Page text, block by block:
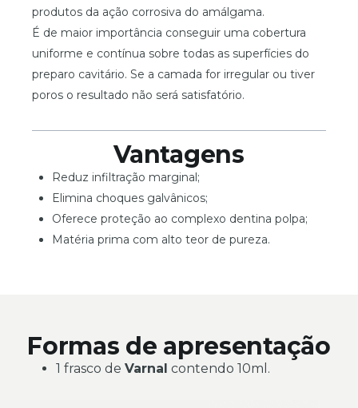
produtos da ação corrosiva do amálgama.
É de maior importância conseguir uma cobertura
uniforme e contínua sobre todas as superfícies do
preparo cavitário. Se a camada for irregular ou tiver
poros o resultado não será satisfatório.
Vantagens
Reduz infiltração marginal;
Elimina choques galvânicos;
Oferece proteção ao complexo dentina polpa;
Matéria prima com alto teor de pureza.
Formas de apresentação
1 frasco de Varnal contendo 10ml.